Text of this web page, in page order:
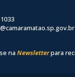
na Newsletterpara